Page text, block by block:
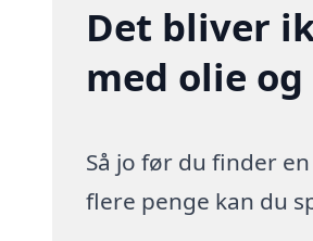
Det bliver
med olie og
Så jo før du finder
flere penge kan du